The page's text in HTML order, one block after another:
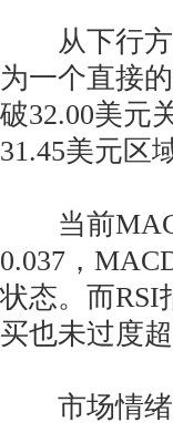
从下行方
为一个直接
破32.00美元
31.45美元区
当前
0.037，
状态。而RSI
买也未过度超
市场情绪